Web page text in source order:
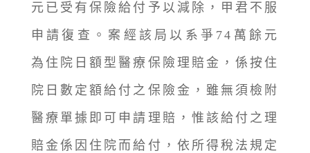
元已受有保險給付予以減除，甲君不服
申請復查。案經該局以系爭74萬餘元
為住院日額型醫療保險理賠金，係按住
院日數定額給付之保險金，雖無須檢附
醫療單據即可申請理賠，惟該給付之理
賠金係因住院而給付，依所得稅法規定